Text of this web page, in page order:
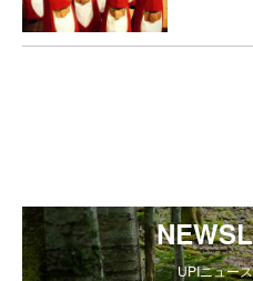
UPIニュー